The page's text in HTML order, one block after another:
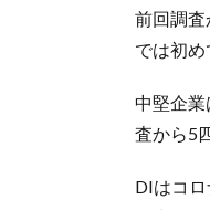
前回調
では初め
中堅企
査から5
DIはコ